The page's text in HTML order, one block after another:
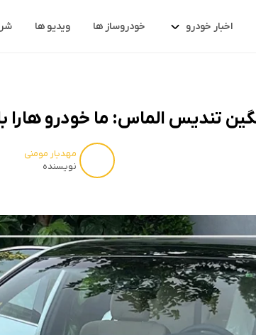
اخبار خودرو خودروساز ها ویدیو ها
تندیس الماس: ما خودرو هارا
مهدیار مومنی
نویسنده